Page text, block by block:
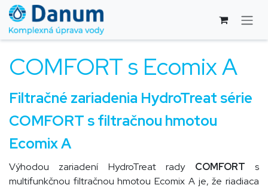
Skip to Content
COMFORT s Ecomix A
Filtračné zariadenia HydroTreatsérie
COMFORTs filtračnou hmotou
Ecomix A
Výhodou zariadení HydroTreat rady COMFORT s
multifunkčnou filtračnou hmotou Ecomix A je, že riadiaca